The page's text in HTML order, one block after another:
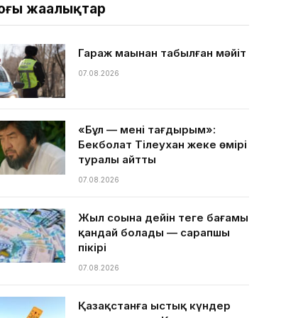
жаңалықтар
Гараж маңынан табылған мәйіт
07.08.2026
«Бұл — менің тағдырым»:
Бекболат Тілеухан жеке өмірі
туралы айтты
07.08.2026
Жыл соңына дейін теңге бағамы
қандай болады — сарапшы
пікірі
07.08.2026
Қазақстанға ыстық күндер